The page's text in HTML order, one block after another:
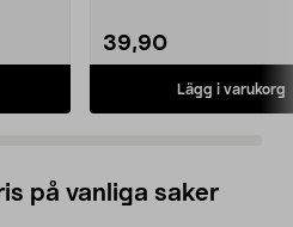
39,90
Lägg i varukorg
på vanliga saker